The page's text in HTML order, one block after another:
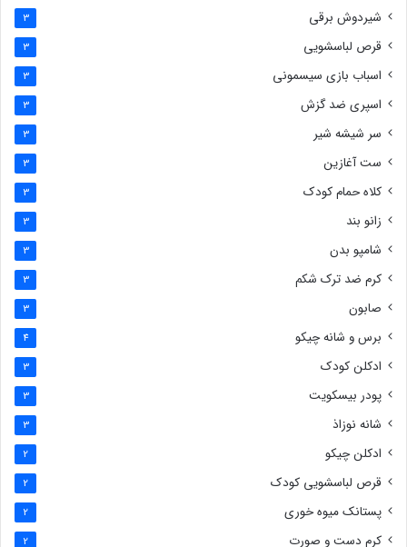
شیردوش برقی 3
قرص لباسشویی 3
اسباب بازی سیسمونی 3
اسپری ضد گزش 3
سر شیشه شیر 3
ست آغازین 3
کلاه حمام کودک 3
زانو بند 3
شامپو بدن 3
کرم ضد ترک شکم 3
صابون 3
برس و شانه چیکو 4
ادکلن کودک 3
پودر بیسکویت 3
شانه نوزاذ 3
ادکلن چیکو 2
قرص لباسشویی کودک 2
پستانک میوه خوری 2
کرم دست و صورت 2